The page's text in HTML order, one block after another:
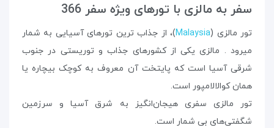
سفر به مالزی با تورهای ویژه سفر 366
تور مالزی (Malaysia)، از جذاب ترین تورهای آسیایی به شمار
میرود . مالزی یکی از کشورهای جذاب و توریستی در جنوب
شرقی آسیا است که پایتخت آن معروف به کوچک بیچاره یا
همان کوالالامپور است.
تور مالزی سفری هیجان‌انگیز به شرق آسیا و سرزمین
شگفتی‌های بی شمار است.